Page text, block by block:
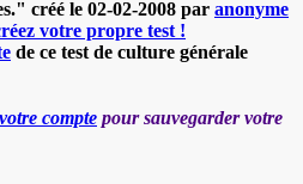
créé le 02-02-2008 par anonyme
votre propre test !
de ce test de culture générale
compte pour sauvegarder votre